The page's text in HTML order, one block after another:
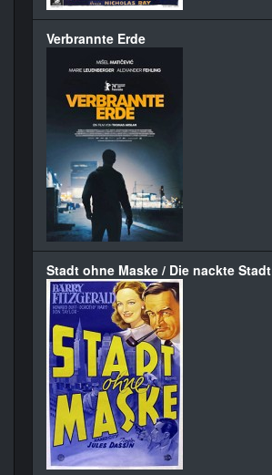
Verbrannte Erde
Stadt ohne Maske / Die nackte Stadt